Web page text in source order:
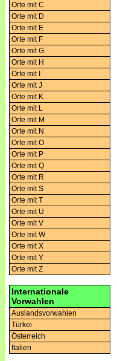
Orte mit C
Orte mit D
Orte mit E
Orte mit F
Orte mit G
Orte mit H
Orte mit I
Orte mit J
Orte mit K
Orte mit L
Orte mit M
Orte mit N
Orte mit O
Orte mit P
Orte mit Q
Orte mit R
Orte mit S
Orte mit T
Orte mit U
Orte mit V
Orte mit W
Orte mit X
Orte mit Y
Orte mit Z
Internationale
Vorwahlen
Auslandsvorwahlen
Türkei
Österreich
Italien